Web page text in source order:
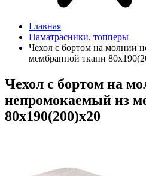
Главная
Наматрасники, топперы
Чехол с бортом на молнии
мембранной ткани
Чехол с бортом на
непромокаемый из
80х190(200)х20